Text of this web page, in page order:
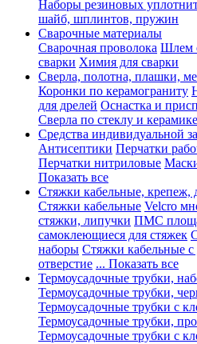
Наборы резиновых
шайб, шплинтов, пружин
Сварочные материалы
Сварочная проволока Шлем
сварки Химия для сварки
Сверла, полотна, плашки,
Коронки по керамограниту
для дрелей Оснастка и
Сверла по стеклу и керамике
Средства индивидуальной
Антисептики Перчатки
Перчатки нитриловые
Показать все
Стяжки кабельные, крепеж,
Стяжки кабельные Velcro
стяжки, липучки ПМС
самоклеющиеся для стяжек
наборы Стяжки кабельные
отверстие ... Показать все
Термоусадочные трубки,
Термоусадочные трубки,
Термоусадочные трубки с
Термоусадочные трубки,
Термоусадочные трубки с